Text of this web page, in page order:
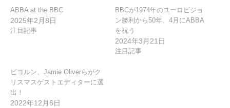
ABBA at the BBC
2025年2月8日
注目記事
BBCが1974年のユーロビジョ
ン勝利から50年、4月にABBA
を祝う
2024年3月21日
注目記事
ビヨルン、Jamie Oliverらがク
リスマスゲストエディターに選
出！
2022年12月6日